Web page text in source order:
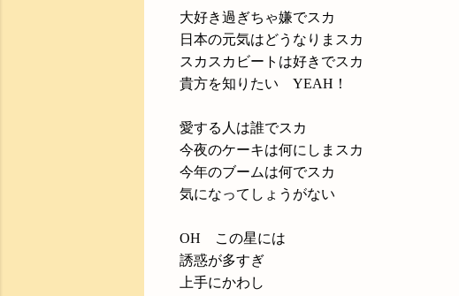
大好き過ぎちゃ嫌でスカ
日本の元気はどうなりまスカ
スカスカビートは好きでスカ
貴方を知りたい YEAH！
愛する人は誰でスカ
今夜のケーキは何にしまスカ
今年のブームは何でスカ
気になってしょうがない
OH この星には
誘惑が多すぎ
上手にかわし